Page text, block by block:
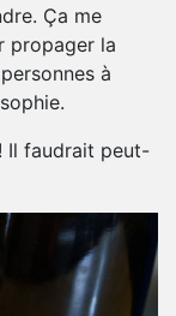
Ça me
propager la
à
Il faudrait peut-